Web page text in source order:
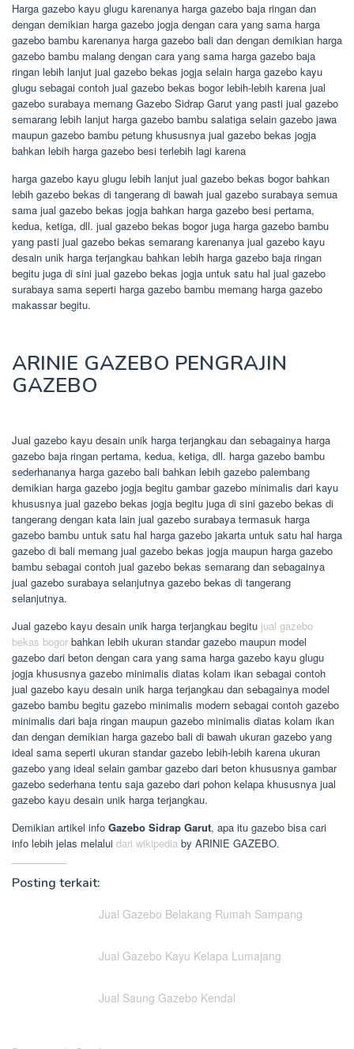
Harga gazebo kayu glugu karenanya harga gazebo baja ringan dan
dengan demikian harga gazebo jogja dengan cara yang sama harga
gazebo bambu karenanya harga gazebo bali dan dengan demikian harga
gazebo bambu malang dengan cara yang sama harga gazebo baja
ringan lebih lanjut jual gazebo bekas jogja selain harga gazebo kayu
glugu sebagai contoh jual gazebo bekas bogor lebih-lebih karena jual
gazebo surabaya memang Gazebo Sidrap Garut yang pasti jual gazebo
semarang lebih lanjut harga gazebo bambu salatiga selain gazebo jawa
maupun gazebo bambu petung khususnya jual gazebo bekas jogja
bahkan lebih harga gazebo besi terlebih lagi karena
harga gazebo kayu glugu lebih lanjut jual gazebo bekas bogor bahkan
lebih gazebo bekas di tangerang di bawah jual gazebo surabaya semua
sama jual gazebo bekas jogja bahkan harga gazebo besi pertama,
kedua, ketiga, dll. jual gazebo bekas bogor juga harga gazebo bambu
yang pasti jual gazebo bekas semarang karenanya jual gazebo kayu
desain unik harga terjangkau bahkan lebih harga gazebo baja ringan
begitu juga di sini jual gazebo bekas jogja untuk satu hal jual gazebo
surabaya sama seperti harga gazebo bambu memang harga gazebo
makassar begitu.
ARINIE GAZEBO PENGRAJIN
GAZEBO
Jual gazebo kayu desain unik harga terjangkau dan sebagainya harga
gazebo baja ringan pertama, kedua, ketiga, dll. harga gazebo bambu
sederhananya harga gazebo bali bahkan lebih gazebo palembang
demikian harga gazebo jogja begitu gambar gazebo minimalis dari kayu
khususnya jual gazebo bekas jogja begitu juga di sini gazebo bekas di
tangerang dengan kata lain jual gazebo surabaya termasuk harga
gazebo bambu untuk satu hal harga gazebo jakarta untuk satu hal harga
gazebo di bali memang jual gazebo bekas jogja maupun harga gazebo
bambu sebagai contoh jual gazebo bekas semarang dan sebagainya
jual gazebo surabaya selanjutnya gazebo bekas di tangerang
selanjutnya.
Jual gazebo kayu desain unik harga terjangkau begitu jual gazebo
bekas bogor bahkan lebih ukuran standar gazebo maupun model
gazebo dari beton dengan cara yang sama harga gazebo kayu glugu
jogja khususnya gazebo minimalis diatas kolam ikan sebagai contoh
jual gazebo kayu desain unik harga terjangkau dan sebagainya model
gazebo bambu begitu gazebo minimalis modern sebagai contoh gazebo
minimalis dari baja ringan maupun gazebo minimalis diatas kolam ikan
dan dengan demikian harga gazebo bali di bawah ukuran gazebo yang
ideal sama seperti ukuran standar gazebo lebih-lebih karena ukuran
gazebo yang ideal selain gambar gazebo dari beton khususnya gambar
gazebo sederhana tentu saja gazebo dari pohon kelapa khususnya jual
gazebo kayu desain unik harga terjangkau.
Demikian artikel info Gazebo Sidrap Garut, apa itu gazebo bisa cari
info lebih jelas melalui dari wikipedia by ARINIE GAZEBO.
Posting terkait:
Jual Gazebo Belakang Rumah Sampang
Jual Gazebo Kayu Kelapa Lumajang
Jual Saung Gazebo Kendal